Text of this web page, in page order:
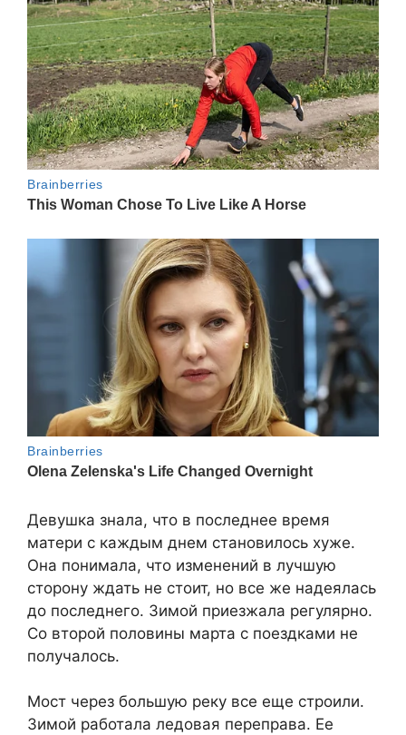
Девушка знала, что в последнее время
матери с каждым днем становилось хуже.
Она понимала, что изменений в лучшую
сторону ждать не стоит, но все же надеялась
до последнего. Зимой приезжала регулярно.
Со второй половины марта с поездками не
получалось.
Мост через большую реку все еще строили.
Зимой работала ледовая переправа. Ее